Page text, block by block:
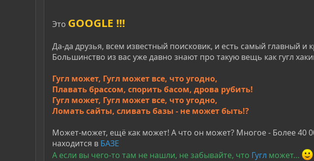
Это GOOGLE !!!
Да-да друзья, всем известный поисковик, и есть самый главный и
Большинство из вас уже давно знают про такую вещь как гугл
Гугл может, Гугл может все, что угодно,
Плавать брассом, спорить басом, дрова рубить!
Гугл может, Гугл может все, что угодно,
Ломать сайты, сливать базы - не может быть!?
Может-может, ещё как может! А что он может? Многое - Более 40
находится в БАЗЕ
А если вы чего-то там не нашли, не забывайте, что Гугл может…